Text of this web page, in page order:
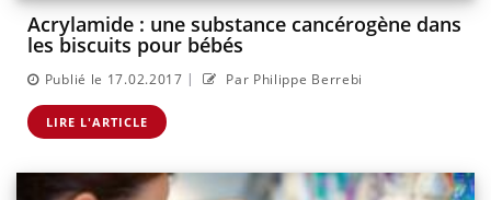
Acrylamide : une substance cancérogène dans
les biscuits pour bébés
Publié le 17.02.2017 | Par Philippe Berrebi
LIRE L'ARTICLE